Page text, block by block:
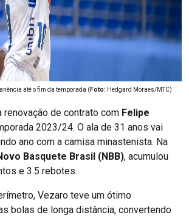
até o fim da temporada ( Foto: Hedgard Moraes/MTC)
renovação de contrato com Felipe
2023/24. O ala de 31 anos vai
ano com a camisa minastenista. Na
Basquete Brasil (NBB), acumulou
e 3.5 rebotes.
Vezaro teve um ótimo
bolas de longa distância, convertendo